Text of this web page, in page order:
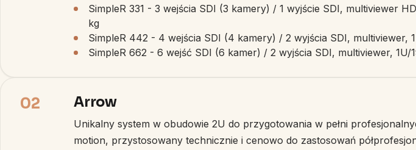
SimpleR 331 - 3 wejścia SDI (3 kamery) / 1 wyjście SDI, multiviewer
kg
SimpleR 442 - 4 wejścia SDI (4 kamery) / 2 wyjścia SDI, multiviewer,
SimpleR 662 - 6 wejść SDI (6 kamer) / 2 wyjścia SDI, multiviewer, 1U/
02 Arrow
Unikalny system w obudowie 2U do przygotowania w pełni
motion, przystosowany technicznie i cenowo do zastosowań